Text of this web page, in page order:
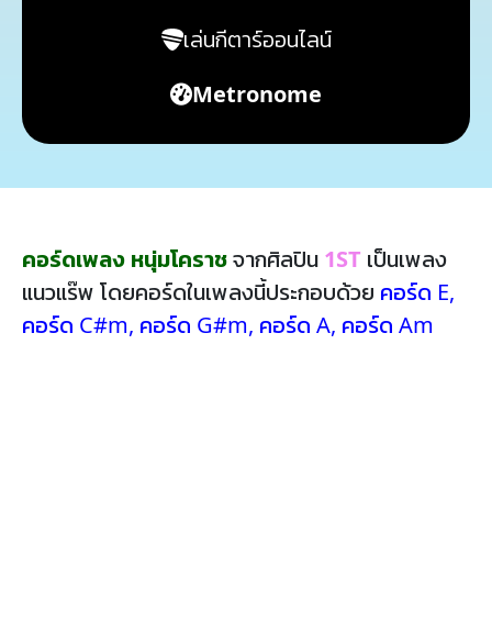
เล่นกีตาร์ออนไลน์
Metronome
คอร์ดเพลง หนุ่มโคราชจากศิลปิน 1ST เป็นเพลง
แนวแร๊พ โดยคอร์ดในเพลงนี้ประกอบด้วย คอร์ด E,
คอร์ด C#m, คอร์ด G#m, คอร์ด A, คอร์ด Am